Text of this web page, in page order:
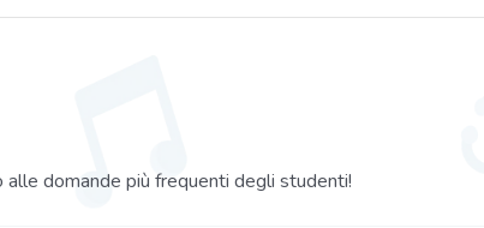
domande più frequenti degli studenti!